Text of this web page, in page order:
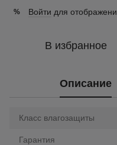
% Войти для
В избранное
Описание
Класс влагозащиты
Гарантия